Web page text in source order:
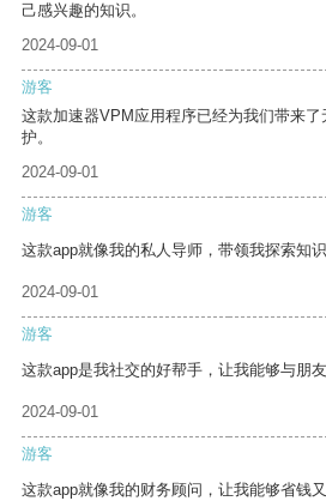
己感兴趣的知识。
2024-09-01
游客
这款加速器VPM应用程序已经为我们带来
护。
2024-09-01
游客
这款app就像我的私人导师，带领我探索知识
2024-09-01
游客
这款app是我社交的好帮手，让我能够与朋
2024-09-01
游客
这款app就像我的财务顾问，让我能够省钱又